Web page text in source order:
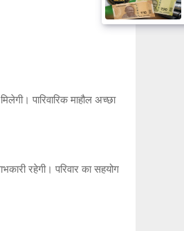
पारिवारिक माहौल अच्छा
रहेगी। परिवार का सहयोग